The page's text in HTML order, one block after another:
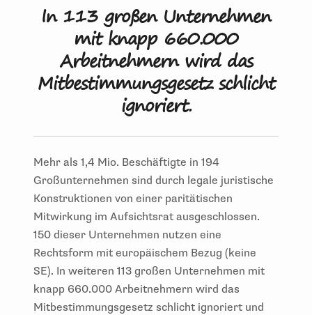
In 113 großen Unternehmen
mit knapp 660.000
Arbeitnehmern wird das
Mitbestimmungsgesetz schlicht
ignoriert.
Mehr als 1,4 Mio. Beschäftigte in 194
Großunternehmen sind durch legale juristische
Konstruktionen von einer paritätischen
Mitwirkung im Aufsichtsrat ausgeschlossen.
150 dieser Unternehmen nutzen eine
Rechtsform mit europäischem Bezug (keine
SE). In weiteren 113 großen Unternehmen mit
knapp 660.000 Arbeitnehmern wird das
Mitbestimmungsgesetz schlicht ignoriert und